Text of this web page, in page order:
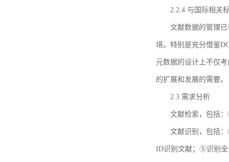
2.2.4 与国际相关
文献数据的管理
境。特别是充分借鉴
元数据的设计上不仅
的扩展和发展的需要。
2.3 需求分析
文献检索，包括
文献识别，包括
ID识别文献；⑤识别全